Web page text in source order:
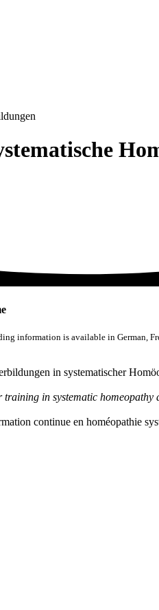
information is available in German,
in systematischer
in systematic
continue en homéopathie